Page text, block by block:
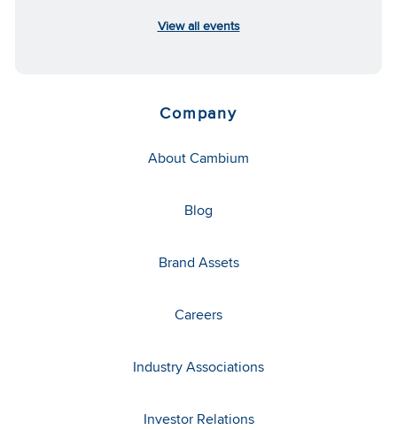
View all events
Company
About Cambium
Blog
Brand Assets
Careers
Industry Associations
Investor Relations